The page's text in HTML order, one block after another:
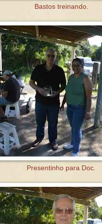
Bastos treinando.
Presentinho para Doc.